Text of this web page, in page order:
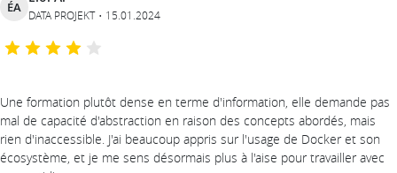
ÉA
DATA PROJEKT 15.01.2024
Une formation plutôt dense en terme d'information, elle demande pas
mal de capacité d'abstraction en raison des concepts abordés, mais
rien d'inaccessible. J'ai beaucoup appris sur l'usage de Docker et son
écosystème, et je me sens désormais plus à l'aise pour travailler avec